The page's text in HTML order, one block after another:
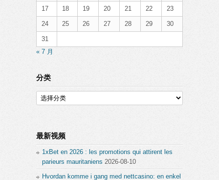
17 18 19 20 21 22 23
24 25 26 27 28 29 30
31
« 7 月
分类
分
类
最新视频
1xBet en 2026 : les promotions qui attirent les
parieurs mauritaniens 2026-08-10
Hvordan komme i gang med nettcasino: en enkel